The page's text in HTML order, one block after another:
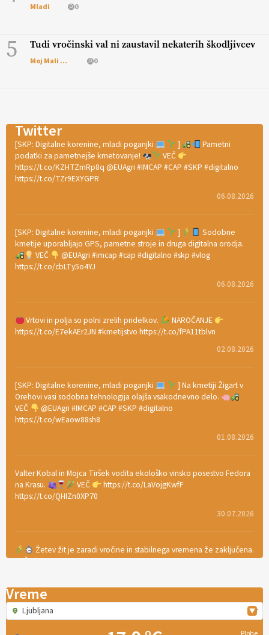
Mladi 0
5 Tudi vročinski val ni zaustavil nekaterih škodljivcev
Moj Mali Svet 0
Twitter
[SKP: Digitalne korenine, mladi poganjki ]
Pametni
podatki za pametnejše kmetovanje!
VEČ
https://t.co/KZHTZmRp8q @EUAgri #IMCAP #CAP #SKP #digitalno
https://t.co/TZr9EXYGPR
06.08.2026
[SKP: Digitalne korenine, mladi poganjki ]
Sodobne
kmetije uporabljajo GPS, pametne stroje in druga digitalna orodja.
VEČ
@EUAgri #imcap #cap #digitalno #skp #vlog
https://t.co/cbLTy5o4YJ
06.08.2026
Vrtovi in polja so polni zrelih pridelkov.
NAROČANJE
https://t.co/E7ekAEr2JN #kmetijstvo https://t.co/fPA11tblvn
02.08.2026
[SKP: Digitalne korenine, mladi poganjki
] Na kmetiji Žigart v
Orehovi vasi sodobna tehnologija olajša vsakodnevno delo.
VEČ
@EUAgri #IMCAP #CAP #SKP #digitalno
https://t.co/wEaow88sh8
01.08.2026
Valter Kobal in Mojca Tiršek vodita ekološko vinsko posestvo Fedora
na Krasu.
VEČ
https://t.co/LaVojgKwfF
https://t.co/QHIZn0XP70
30.07.2026
Žetev žit je zaradi vročine in stabilnega vremena že zaključena.
VEČ
https://t.co/bBWaIz6Hhh https://t.co/TtKoOF5ENS
[EKOloško = LOGIČNO
Ameriške borovnice so odlična izbira za
Vreme
Ljubljana